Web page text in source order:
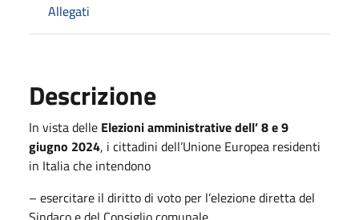
Allegati
Descrizione
In vista delle Elezioni amministrative dell’ 8 e 9
giugno 2024, i cittadini dell’Unione Europea residenti
in Italia che intendono
– esercitare il diritto di voto per l’elezione diretta del